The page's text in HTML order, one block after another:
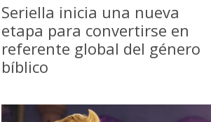
Seriella inicia una nueva
etapa para convertirse en
referente global del género
bíblico